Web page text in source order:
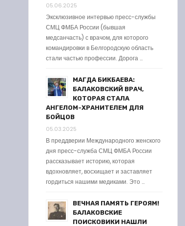
05.06.2025
Эксклюзивное интервью пресс-службы
СМЦ ФМБА России (бывшая
медсанчасть) с врачом, для которого
командировки в Белгородскую область
стали частью профессии. Дорога …
МАГДА БИКБАЕВА:
БАЛАКОВСКИЙ ВРАЧ,
КОТОРАЯ СТАЛА
АНГЕЛОМ-ХРАНИТЕЛЕМ ДЛЯ
БОЙЦОВ
05.03.2025
В преддверии Международного женского
дня пресс-служба СМЦ ФМБА России
рассказывает историю, которая
вдохновляет, восхищает и заставляет
гордиться нашими медиками. Это …
ВЕЧНАЯ ПАМЯТЬ ГЕРОЯМ!
БАЛАКОВСКИЕ
ПОИСКОВИКИ НАШЛИ